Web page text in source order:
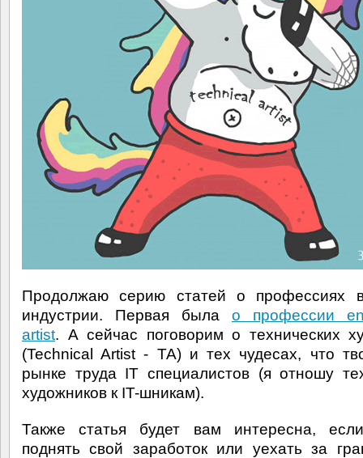
Продолжаю серию статей о профессиях
индустрии. Первая была о профессии
artist. А сейчас поговорим о технических
(Technical Artist - TA) и тех чудесах, что
рынке труда IT специалистов (я отношу
художников к IT-шникам).
Также статья будет вам интересна,
поднять свой заработок или уехать за